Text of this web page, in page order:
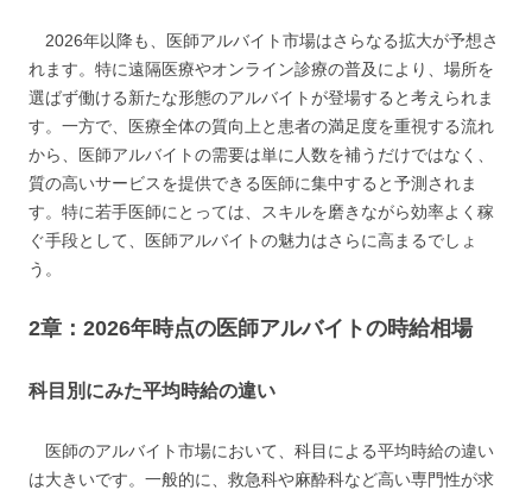
2026年以降も、医師アルバイト市場はさらなる拡大が予想さ
れます。特に遠隔医療やオンライン診療の普及により、場所を
選ばず働ける新たな形態のアルバイトが登場すると考えられま
す。一方で、医療全体の質向上と患者の満足度を重視する流れ
から、医師アルバイトの需要は単に人数を補うだけではなく、
質の高いサービスを提供できる医師に集中すると予測されま
す。特に若手医師にとっては、スキルを磨きながら効率よく稼
ぐ手段として、医師アルバイトの魅力はさらに高まるでしょ
う。
2章：2026年時点の医師アルバイトの時給相場
科目別にみた平均時給の違い
医師のアルバイト市場において、科目による平均時給の違い
は大きいです。一般的に、救急科や麻酔科など高い専門性が求